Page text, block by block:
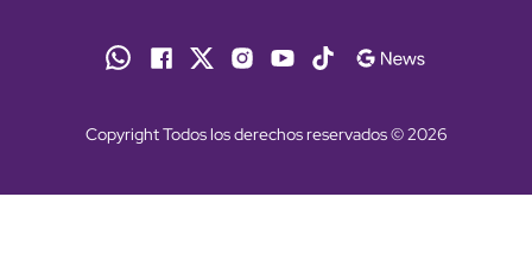
Copyright Todos los derechos reservados © 2026